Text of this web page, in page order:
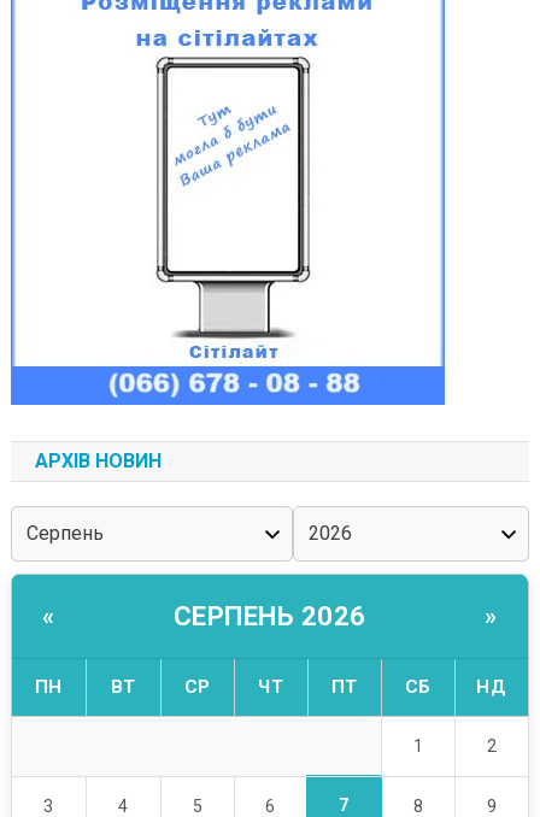
АРХІВ НОВИН
« СЕРПЕНЬ 2026 »
ПН ВТ СР ЧТ ПТ СБ НД
1 2
3 4 5 6 7 8 9